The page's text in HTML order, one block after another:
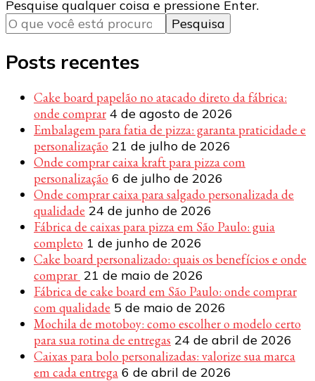
Procurando
algo?
Pesquise qualquer coisa e pressione Enter.
Posts recentes
Cake board papelão no atacado direto da fábrica:
onde comprar 4 de agosto de 2026
Embalagem para fatia de pizza: garanta praticidade e
personalização 21 de julho de 2026
Onde comprar caixa kraft para pizza com
personalização 6 de julho de 2026
Onde comprar caixa para salgado personalizada de
qualidade 24 de junho de 2026
Fábrica de caixas para pizza em São Paulo: guia
completo 1 de junho de 2026
Cake board personalizado: quais os benefícios e onde
comprar 21 de maio de 2026
Fábrica de cake board em São Paulo: onde comprar
com qualidade 5 de maio de 2026
Mochila de motoboy: como escolher o modelo certo
para sua rotina de entregas 24 de abril de 2026
Caixas para bolo personalizadas: valorize sua marca
em cada entrega 6 de abril de 2026